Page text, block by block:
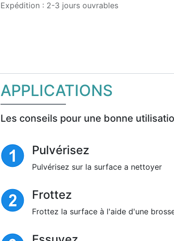
Expédition : 2-3 jours ouvrables
APPLICATIONS
Les conseils pour une bonne
Pulvérisez
Pulvérisez sur la surface a nettoyer
Frottez
Frottez la surface à l'aide d'une